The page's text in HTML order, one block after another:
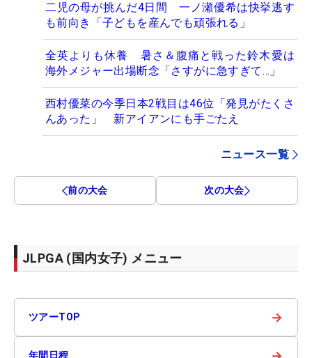
二児の母が挑んだ4日間 一ノ瀬優希は快挙逃す
も前向き「子どもを産んでも頑張れる」
全英よりも休養 暑さ＆腹痛と戦った鈴木愛は
海外メジャー出場断念「さすがに急すぎて…」
西村優菜の今季日本2戦目は46位「発見がたくさ
んあった」 新アイアンにも手ごたえ
ニュース一覧
前の大会 次の大会
JLPGA (国内女子) メニュー
ツアーTOP →
年間日程